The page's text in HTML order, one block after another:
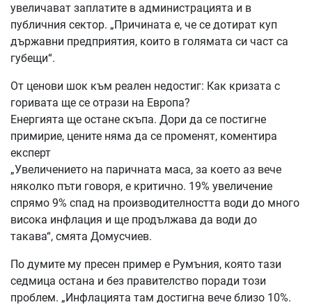
увеличават заплатите в администрацията и в
публичния сектор. „Причината е, че се дотират куп
държавни предприятия, които в голямата си част са
губещи“.
От ценови шок към реален недостиг: Как кризата с
горивата ще се отрази на Европа?
Енергията ще остане скъпа. Дори да се постигне
примирие, цените няма да се променят, коментира
експерт
„Увеличението на паричната маса, за което аз вече
няколко пъти говоря, е критично. 19% увеличение
спрямо 9% спад на производителността води до много
висока инфлация и ще продължава да води до
такава“, смята Домусчиев.
По думите му пресен пример е Румъния, която тази
седмица остана и без правителство поради този
проблем. „Инфлацията там достигна вече близо 10%.